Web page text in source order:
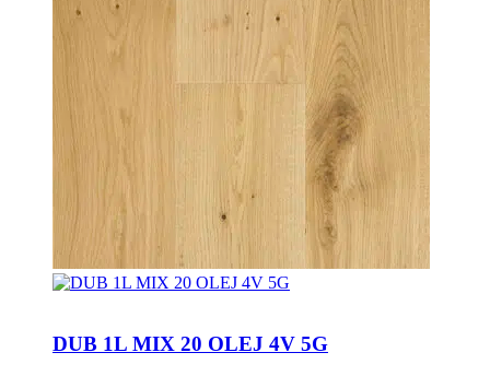
DUB 1L MIX 20 OLEJ 4V 5G